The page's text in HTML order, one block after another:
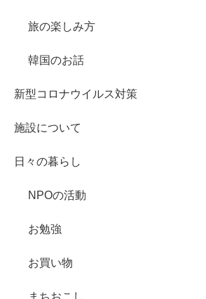
旅の楽しみ方
韓国のお話
新型コロナウイルス対策
施設について
日々の暮らし
NPOの活動
お勉強
お買い物